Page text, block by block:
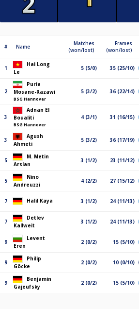
# Name
Matches
(won/lost)
Frames
(won/lost)
1
Hai Long
Le
5 (5/0) 35 (25/10)
2
Puria
Mosane-Razawi
BSG Hannover
5 (3/2) 36 (22/14)
3
Adnan El
Boualiti
BSG Hannover
4 (3/1) 31 (16/15)
3
Agush
Ahmeti
5 (3/2) 36 (17/19)
5
M. Metin
Arslan
3 (1/2) 23 (11/12)
5
Nino
Andreuzzi
4 (2/2) 27 (15/12)
7 Halil Kaya 3 (1/2) 24 (11/13)
7
Detlev
Kallweit
3 (1/2) 24 (11/13)
9
Levent
Eren
2 (0/2) 15 (5/10)
9
Philip
Göcke
2 (0/2) 10 (0/10)
9
Benjamin
Gajeufsky
2 (0/2) 15 (5/10)